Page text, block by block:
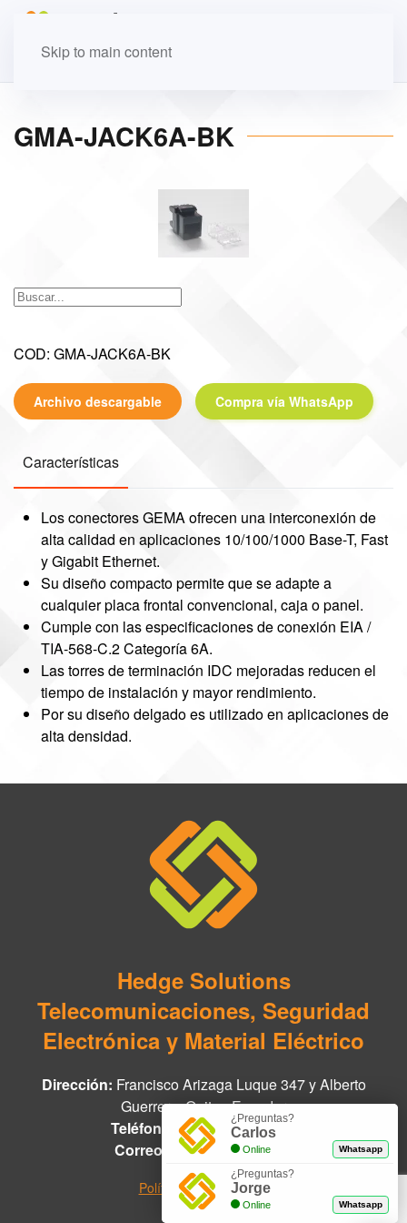
Skip to main content
GMA-JACK6A-BK
COD: GMA-JACK6A-BK
Archivo descargable Compra vía WhatsApp
Características
Los conectores GEMA ofrecen una interconexión de
alta calidad en aplicaciones 10/100/1000 Base-T, Fast
y Gigabit Ethernet.
Su diseño compacto permite que se adapte a
cualquier placa frontal convencional, caja o panel.
Cumple con las especificaciones de conexión EIA /
TIA-568-C.2 Categoría 6A.
Las torres de terminación IDC mejoradas reducen el
tiempo de instalación y mayor rendimiento.
Por su diseño delgado es utilizado en aplicaciones de
alta densidad.
Hedge Solutions
Telecomunicaciones, Seguridad
Electrónica y Material Eléctrico
Dirección: Francisco Arizaga Luque 347 y Alberto
Guerrero, Quito - Ecuador
Teléfono:
+593 97 978 8888
Correo:
info@hedge.net.ec
Políticas de Privacidad
¿Preguntas?
Carlos
Online Whatsapp
¿Preguntas?
Jorge
Online Whatsapp